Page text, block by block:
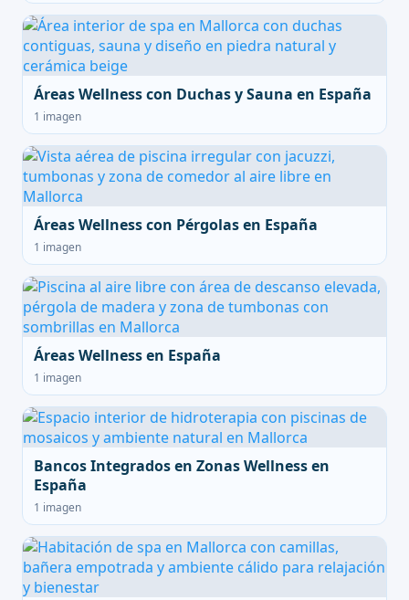
Áreas Wellness con Duchas y Sauna en España
1 imagen
Áreas Wellness con Pérgolas en España
1 imagen
Áreas Wellness en España
1 imagen
Bancos Integrados en Zonas Wellness en
España
1 imagen